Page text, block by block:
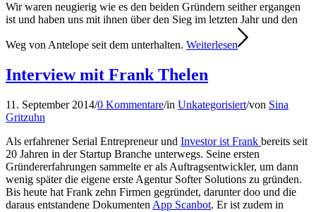
Wir waren neugierig wie es den beiden Gründern seither ergangen
ist und haben uns mit ihnen über den Sieg im letzten Jahr und den
Weg von Antelope seit dem unterhalten. Weiterlesen
Interview mit Frank Thelen
11. September 2014/0 Kommentare/in Unkategorisiert/von Sina
Gritzuhn
Als erfahrener Serial Entrepreneur und Investor ist Frank bereits seit
20 Jahren in der Startup Branche unterwegs. Seine ersten
Gründererfahrungen sammelte er als Auftragsentwickler, um dann
wenig später die eigene erste Agentur Softer Solutions zu gründen.
Bis heute hat Frank zehn Firmen gegründet, darunter doo und die
daraus entstandene Dokumenten App Scanbot. Er ist zudem in